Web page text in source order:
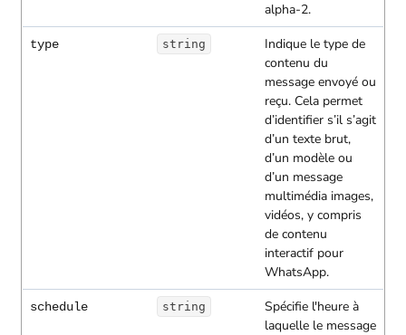
alpha-2.
type string
Indique le type de
contenu du
message envoyé ou
reçu. Cela permet
d’identifier s’il s’agit
d’un texte brut,
d’un modèle ou
d’un message
multimédia images,
vidéos, y compris
de contenu
interactif pour
WhatsApp.
schedule string
Spécifie l'heure à
laquelle le message